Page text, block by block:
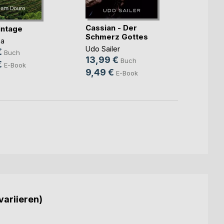
Buch
E-Book
Cassian - Der
Schmerz Gottes
Udo Sailer
13,99 € Buch
9,49 € E-Book